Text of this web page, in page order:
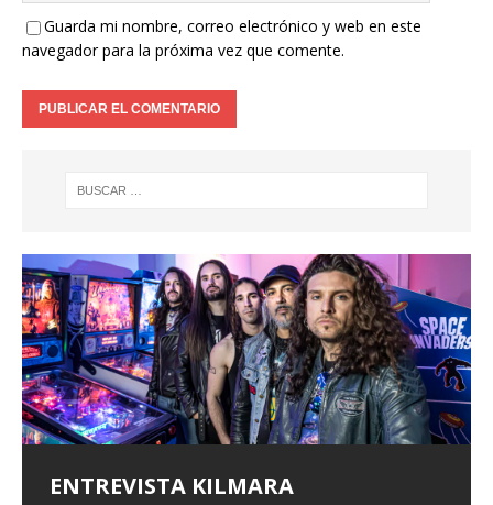
Guarda mi nombre, correo electrónico y web en este
navegador para la próxima vez que comente.
ENTREVISTA KILMARA
ALFA PENTATONIK LANZA EL EP
ENTREVISTA BLACK SATELITE
Entrevista a Xeneris